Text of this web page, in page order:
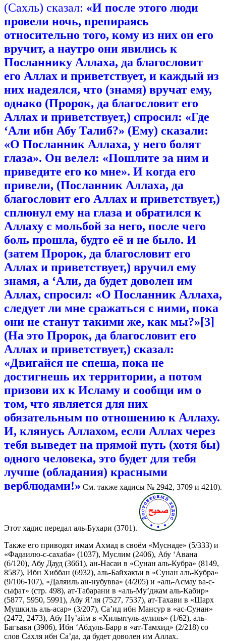
(Сахль) сказал: «И после этого люди
провели ночь, препираясь
относительно того, кому из них он его
вручит, а наутро они явились к
Посланнику Аллаха, да благословит
его Аллах и приветствует, и каждый из
них надеялся, что (знамя) вручат ему,
однако (Пророк, да благословит его
Аллах и приветствует,) спросил: «Где
‘Али ибн Абу Талиб?» (Ему) сказали:
«О Посланник Аллаха, у него болят
глаза». Он велел: «Пошлите за ним и
приведите его ко мне». И когда его
привели, (Посланник Аллаха, да
благословит его Аллах и приветствует,)
сплюнул ему на глаза и обратился к
Аллаху с мольбой за него, после чего
боль прошла, будто её и не было. И
(затем Пророк, да благословит его
Аллах и приветствует,) вручил ему
знамя, а ‘Али, да будет доволен им
Аллах, спросил: «О Посланник Аллаха,
следует ли мне сражаться с ними, пока
они не станут такими же, как мы?»[3]
(На это Пророк, да благословит его
Аллах и приветствует,) сказал:
«Двигайся не спеша, пока не
достигнешь их территории, а потом
призови их к Исламу и сообщи им о
том, что является для них
обязательным по отношению к Аллаху.
И, клянусь Аллахом, если Аллах через
тебя выведет на прямой путь (хотя бы)
одного человека, это будет для тебя
лучше (обладания) красными
верблюдами!» См. также хадисы № 2942, 3709 и 4210).
Этот хадис передал аль-Бухари (3701).
Также его приводят имам Ахмад в своём «Муснаде» (5/333) и
«Фадаилю-с-сахаба» (1037), Муслим (2406), Абу ‘Авана
(6/120), Абу Дауд (3661), ан-Насаи в «Сунан аль-Кубра» (8149,
8587), Ибн Хиббан (6932), аль-Байхакъи в «Сунан аль-Кубра»
(9/106-107), «Даляиль ан-нубувва» (4/205) и «аль-Асмау ва-с-
сыфат» (стр. 498), ат-Табарани в «аль-Му’джам аль-Кабир»
(5877, 5950, 5991), Абу Я’ля (7527, 7537), ат-Тахави в «Шарх
Мушкиль аль-асар» (3/207), Са’ид ибн Мансур в «ас-Сунан»
(2472, 2473), Абу Ну’айм в «Хильятуль-аулияъ» (1/62), аль-
Багъави (3906), Ибн ‘Абдуль-Барр в «ат-Тамхид» (2/218) со
слов Сахля ибн Са’да, да будет доволен им Аллах.